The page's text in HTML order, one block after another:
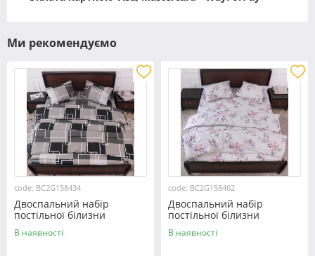
Ми рекомендуємо
code: BC2G158434
Двоспальний набір
постільної білизни
180*220 із Бязі "Gold"
№158434 Черешенка™
В наявності
code: BC2G158462
Двоспальний набір
постільної білизни
180*220 із Бязі "Gold"
№158462 Черешенька™
В наявності